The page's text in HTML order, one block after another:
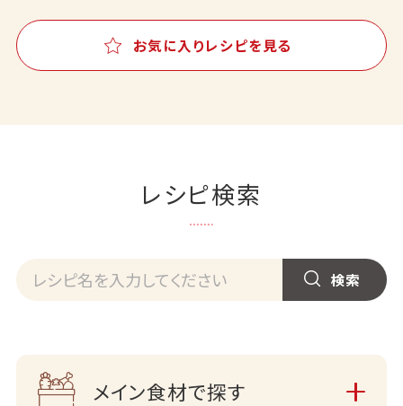
お気に入りレシピを見る
レシピ検索
メイン食材で探す